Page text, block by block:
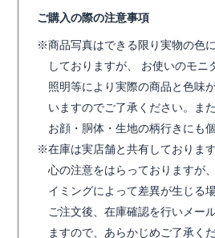
ご購入の際の注意事項
商品写真はできる限り実物の色
しておりますが、 お使いのモニ
照明等により実際の商品と色味
いますのでご了承ください。ま
お顔・胴体・生地の柄行きにも
在庫は実店舗と共有しておりま
心の注意をはらっておりますが
イミングによって差異が生じる
ご注文後、在庫確認を行いメー
ますので、あらかじめご了承くだ